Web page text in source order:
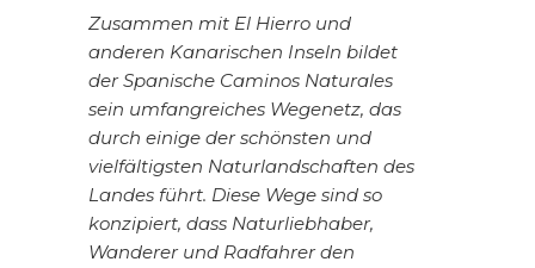
Zusammen mit El Hierro und
anderen Kanarischen Inseln bildet
der Spanische Caminos Naturales
sein umfangreiches Wegenetz, das
durch einige der schönsten und
vielfältigsten Naturlandschaften des
Landes führt. Diese Wege sind so
konzipiert, dass Naturliebhaber,
Wanderer und Radfahrer den